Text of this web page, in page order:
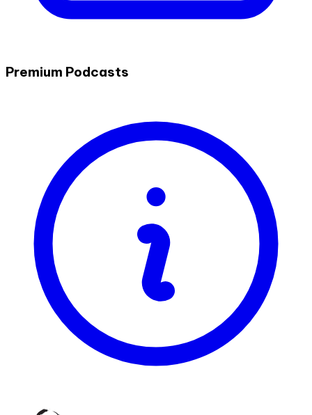
Premium Podcasts